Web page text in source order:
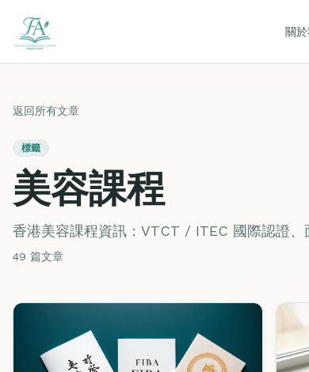
關
返回所有文章
標籤
美容課程
香港美容課程資訊：VTCT / ITEC 國際認證、
49 篇文章